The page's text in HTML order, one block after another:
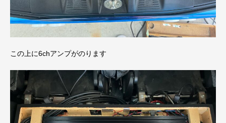
この上に6chアンプがのります